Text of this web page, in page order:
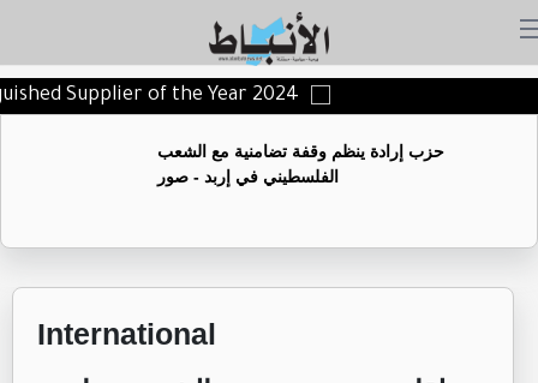
Supplier of the Year 2024
حزب إرادة ينظم وقفة تضامنية مع الشعب
الفلسطيني في إربد - صور
International